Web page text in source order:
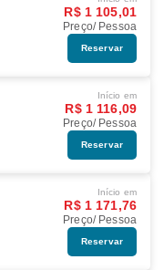
R$ 1 105,01
Preço/ Pessoa
Reservar
Início em
R$ 1 116,09
Preço/ Pessoa
Reservar
Início em
R$ 1 171,76
Preço/ Pessoa
Reservar